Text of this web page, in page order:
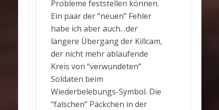
Probleme feststellen können.
Ein paar der “neuen” Fehler
habe ich aber auch…der
längere Übergang der Killcam,
der nicht mehr ablaufende
Kreis von “verwundeten”
Soldaten beim
Wiederbelebungs-Symbol. Die
“falschen” Päckchen in der